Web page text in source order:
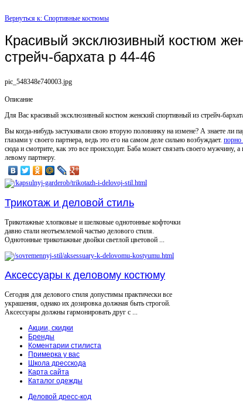
Вернуться к: Спортивные костюмы
Красивый эксклюзивный костюм
стрейч-бархата р 44-46
pic_548348e740003.jpg
Описание
Для Вас красивый эксклюзивный костюм женский спортивный из стрейч-
Вы когда-нибудь застукивали свою вторую половинку на измене? А знаете ли
глазами у своего партнера, ведь это его на самом деле сильно возбуждает. порно
сюда и смотрите, как это все происходит. Баба может связать своего мужчину,
левому партнеру.
Трикотаж и деловой стиль
Трикотажные хлопковые и шелковые однотонные кофточки
давно стали неотъемлемой частью делового стиля.
Однотонные трикотажные двойки светлой цветовой ...
Аксессуары к деловому костюму
Сегодня для делового стиля допустимы практически все
украшения, однако их дозировка должная быть строгой.
Аксессуары должны гармонировать друг с ...
Акции, скидки
Бренды
Коментарии стилиста
Примерка у вас
Школа дресскода
Карта сайта
Каталог одежды
Деловой дресс-код